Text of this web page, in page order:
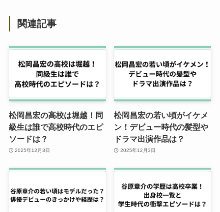
関連記事
松岡昌宏の高校は堀越！同
級生は誰で高校時代のエピ
ソードは？
2025年12月3日
松岡昌宏の若い頃がイケメ
ン！デビュー時代の髪型や
ドラマ出演作品は？
2025年12月3日